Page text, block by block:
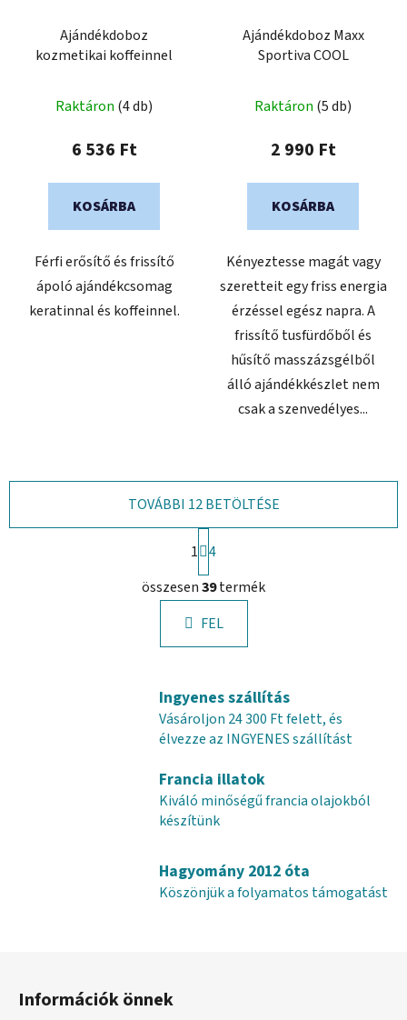
Ajándékdoboz
kozmetikai koffeinnel
Raktáron (4 db)
6 536 Ft
KOSÁRBA
Férfi erősítő és frissítő
ápoló ajándékcsomag
keratinnal és koffeinnel.
Ajándékdoboz Maxx
Sportiva COOL
Raktáron (5 db)
2 990 Ft
KOSÁRBA
Kényeztesse magát vagy
szeretteit egy friss energia
érzéssel egész napra. A
frissítő tusfürdőből és
hűsítő masszázsgélből
álló ajándékkészlet nem
csak a szenvedélyes...
L
i
s
t
a
r
á
n
í
t
á
s
l
e
TOVÁBBI 12 BETÖLTÉSE
L
a
p
o
z
á
1 4
összesen39termék
FEL
Ingyenes szállítás
Vásároljon 24 300 Ft felett, és
élvezze az INGYENES szállítást
Francia illatok
Kiváló minőségű francia olajokból
készítünk
Hagyomány 2012 óta
Köszönjük a folyamatos támogatást
Információk önnek